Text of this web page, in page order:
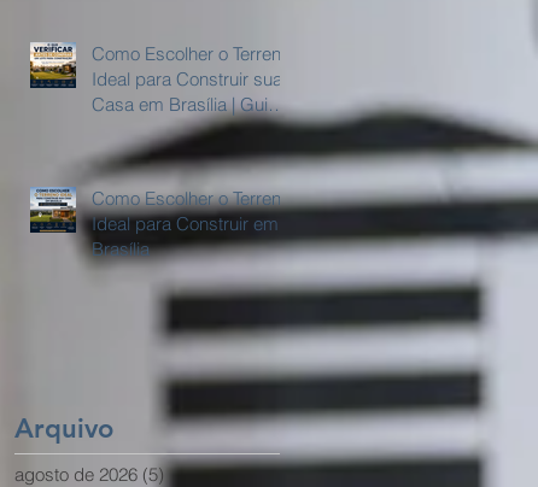
Como Escolher o Terreno
Ideal para Construir sua
Casa em Brasília | Guia
Completo
Como Escolher o Terreno
Ideal para Construir em
Brasília
Arquivo
agosto de 2026 (5) 5 posts